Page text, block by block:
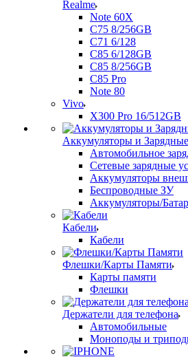
Realme
Note 60X
C75 8/256GB
C71 6/128
C85 6/128GB
C85 8/256GB
C85 Pro
Note 80
Vivo
X300 Pro 16/512GB
Аккумуляторы и Зарядные
Автомобильное
Сетевые зарядные
Аккумуляторы
Беспроводные ЗУ
Аккумуляторы/
Кабели
Кабели
Флешки/Карты Памяти
Карты памяти
Флешки
Держатели для телефона
Автомобильные
Моноподы и